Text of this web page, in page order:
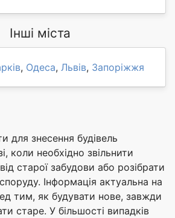
Інші міста
, Одеса, Львів, Запоріжжя
для знесення будівель
коли необхідно звільнити
старої забудови або розібрати
Інформація актуальна на
тим, як будувати нове, завжди
старе. У більшості випадків